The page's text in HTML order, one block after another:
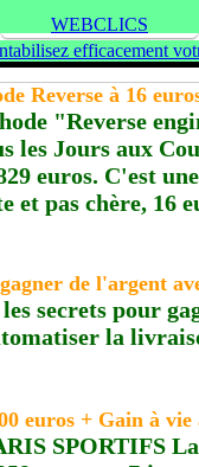
WEBCLICS
Reverse à 16
"Reverse
les Jours aux
euros. C'est
et pas chère, 16
de l'argent
secrets pour
la
euros + Gain à vie
SPORTIFS